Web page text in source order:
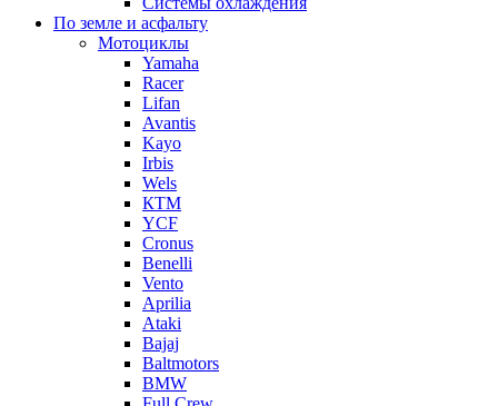
По земле и асфальту
Мотоциклы
Yamaha
Racer
Lifan
Avantis
Kayo
Irbis
Wels
КТМ
YCF
Cronus
Benelli
Vento
Aprilia
Ataki
Bajaj
Baltmotors
BMW